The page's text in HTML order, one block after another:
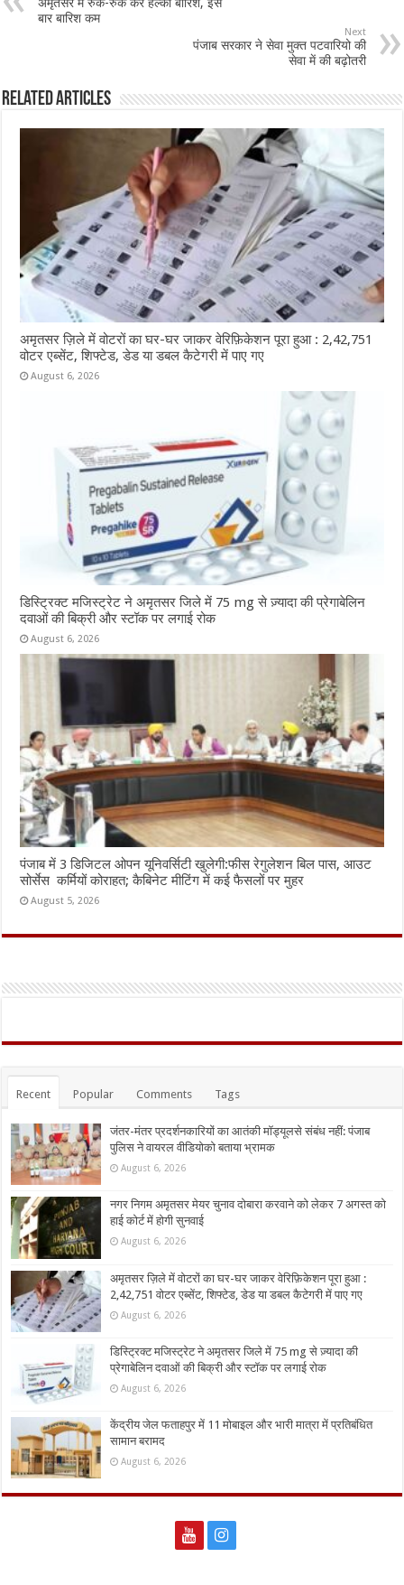
o p
बार बारिश कम
Next
पंजाब सरकार ने सेवा मुक्त पटवारियो की
सेवा में की बढ़ोतरी
Related Articles
अमृतसर ज़िले में वोटरों का घर-घर जाकर वेरिफ़िकेशन पूरा हुआ : 2,42,751
वोटर एब्सेंट, शिफ्टेड, डेड या डबल कैटेगरी में पाए गए
August 6, 2026
डिस्ट्रिक्ट मजिस्ट्रेट ने अमृतसर जिले में 75 mg से ज़्यादा की प्रेगाबेलिन
दवाओं की बिक्री और स्टॉक पर लगाई रोक
August 6, 2026
पंजाब में 3 डिजिटल ओपन यूनिवर्सिटी खुलेगी:फीस रेगुलेशन बिल पास, आउट
सोर्सेस कर्मियों कोराहत; कैबिनेट मीटिंग में कई फैसलों पर मुहर
August 5, 2026
Recent Popular Comments Tags
जंतर-मंतर प्रदर्शनकारियों का आतंकी मॉड्यूलसे संबंध नहीं: पंजाब
पुलिस ने वायरल वीडियोको बताया भ्रामक
August 6, 2026
नगर निगम अमृतसर मेयर चुनाव दोबारा करवाने को लेकर 7 अगस्त को
हाई कोर्ट में होगी सुनवाई
August 6, 2026
अमृतसर ज़िले में वोटरों का घर-घर जाकर वेरिफ़िकेशन पूरा हुआ :
2,42,751 वोटर एब्सेंट, शिफ्टेड, डेड या डबल कैटेगरी में पाए गए
August 6, 2026
डिस्ट्रिक्ट मजिस्ट्रेट ने अमृतसर जिले में 75 mg से ज़्यादा की
प्रेगाबेलिन दवाओं की बिक्री और स्टॉक पर लगाई रोक
August 6, 2026
केंद्रीय जेल फताहपुर में 11 मोबाइल और भारी मात्रा में प्रतिबंधित
सामान बरामद
August 6, 2026